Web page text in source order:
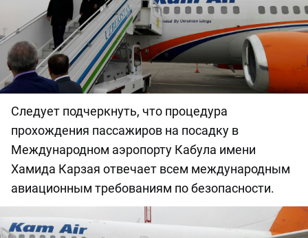
Следует подчеркнуть, что процедура
прохождения пассажиров на посадку в
Международном аэропорту Кабула имени
Хамида Карзая отвечает всем международным
авиационным требованиям по безопасности.